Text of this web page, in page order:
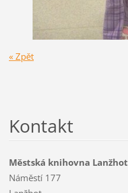
« Zpět
Kontakt
Městská knihovna Lanžhot
Náměstí 177